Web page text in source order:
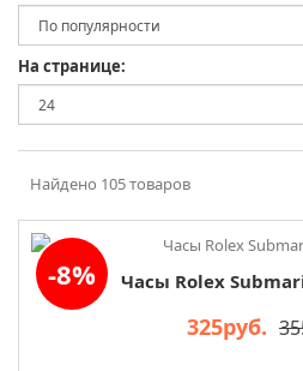
На странице:
Найдено 105товаров
-8% Часы Rolex
325руб.